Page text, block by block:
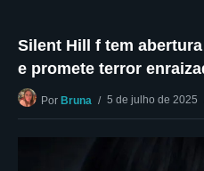
Silent Hill f tem
e promete terror
Por Bruna 5 de julho de 2025